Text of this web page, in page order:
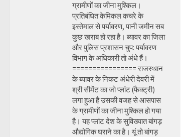
ग्रामीणों का जीना मुश्किल।
प्रतिबंधित केमिकल कचरे के
इस्तेमाल से पर्यावरण, पानी जमीन सब
कुछ खराब हो रहा है। ब्यावर का जिला
और पुलिस प्रशासन चुप: पर्यावरण
विभाग के अधिकारी तो अंधे हैं।
================ राजस्थान
के ब्यावर के निकट अंधेरी देवरी में
श्री सीमेंट का जो प्लांट (फैक्ट्री)
लगा हुआ है उसकी वजह से आसपास
के ग्रामीणों का जीना मुश्किल हो गया
है। यह प्लांट देश के सुविख्यात बांगड़
औद्योगिक घराने का है। यूं तो बांगड़